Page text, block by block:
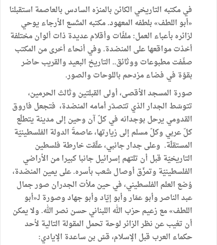
فيمكتبه التاريخي الكائن بالمنزه السادس بالعاصمة استقبلنا
«أبو اللطف» بلطفه المعهود.مكتبه المتّسع الأرجاءيوحي
لزائره بأعباء العمل:ملفّات وأقلامعديدة ذات ألوانمختلفة
أخذتمواقعهاعلى المنضدة.وفي أنحاء أخرىمن المكتب
صفّفتمطبوعات ووثائق..التاريخ البعيدوالقريبحاضر
بقوّة في فضاءمزدحم باللوحات والصور.
صورة المسجدالأقصى،أولى القبلتين وثالث الحرمين،
تتوسّط الجدارالذي تتصدّرأمامه المنضدة، فتجعل فاروق
القدومييرحل بوجدانه فيكلّآن وحينإلىمدينةيتطلّع
كلّعربي وكلّمسلمإلى زيارتها،عاصمةَ الدولة الفلسطينيّة
المستقلّة. وعلىجدارجانبي،علّقتخارطة فلسطين
التاريخيّة قبل أن تلتهمإسرائيلجانباكبيرامن الأراضي
الفلسطينيّة وتمزّق أوصالشعب بأسره.علىيمين المنضدة،
وُضع العلم الفلسطيني،فيحينملأت الجدران صورجمال
عبدالناصروأبوعمّاروأبوإيّادوأبوجهادوصورة لـ«أبو
اللطف»مع زعيمحزب الله اللبنانيحسن نصرالله.ولايمكن
أن تغيبعن نظرالزائرلوحة تحمل المقولة التالية لأحد
حكماء العرب قبل الإسلام،قسّ بنساعدة الإيادي: